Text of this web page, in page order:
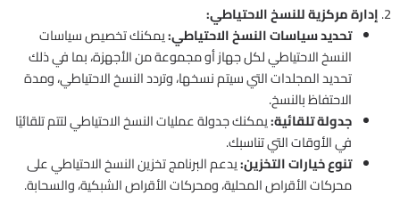
2. إدارة مركزية للنسخ الاحتياطي:
تحديد سياسات النسخ الاحتياطي:يمكنك تخصيص سياسات
النسخ الاحتياطي لكل جهاز أو مجموعة من الأجهزة، بما في ذلك
تحديد المجلدات التي سيتم نسخها، وتردد النسخ الاحتياطي، ومدة
الاحتفاظ بالنسخ.
جدولة تلقائية:يمكنك جدولة عمليات النسخ الاحتياطي لتتم تلقائيًا
في الأوقات التي تناسبك.
تنوع خيارات التخزين:يدعم البرنامج تخزين النسخ الاحتياطي على
محركات الأقراص المحلية، ومحركات الأقراص الشبكية، والسحابة.